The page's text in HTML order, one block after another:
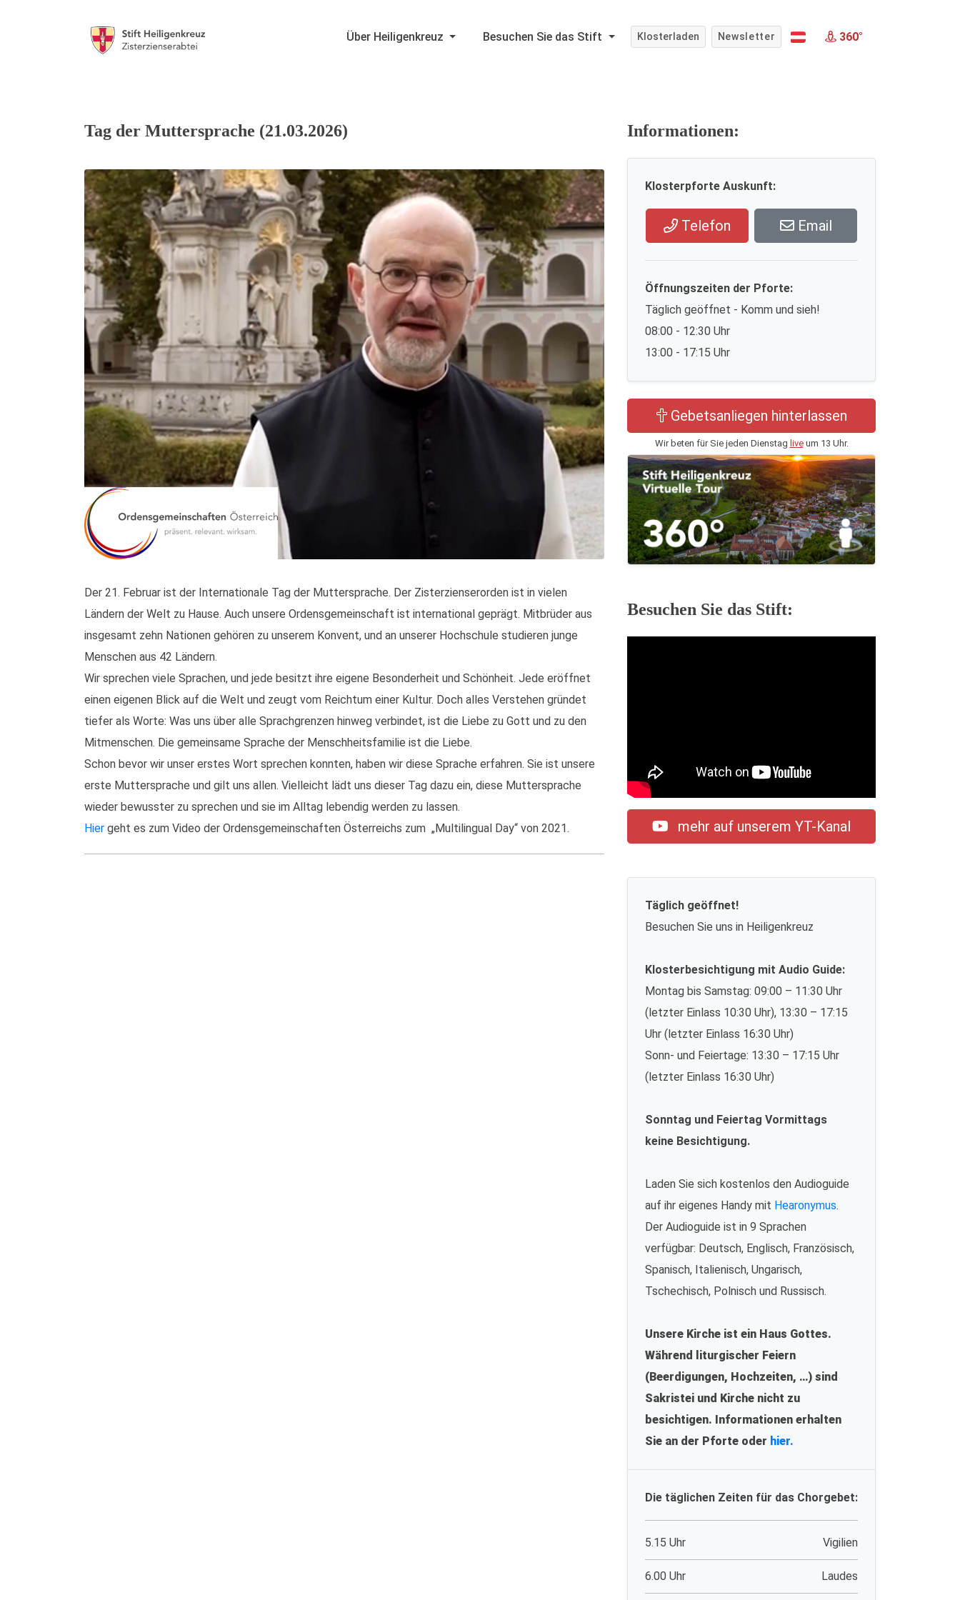
Über Heiligenkreuz Besuchen Sie das Stift Klosterladen Newsletter 360°
Tag der Muttersprache (21.03.2026)
Der 21. Februar ist der Internationale Tag der Muttersprache. Der Zisterzienserorden ist in vielen
Ländern der Welt zu Hause. Auch unsere Ordensgemeinschaft ist international geprägt. Mitbrüder aus
insgesamt zehn Nationen gehören zu unserem Konvent, und an unserer Hochschule studieren junge
Menschen aus 42 Ländern.
Wir sprechen viele Sprachen, und jede besitzt ihre eigene Besonderheit und Schönheit. Jede eröffnet
einen eigenen Blick auf die Welt und zeugt vom Reichtum einer Kultur. Doch alles Verstehen gründet
tiefer als Worte: Was uns über alle Sprachgrenzen hinweg verbindet, ist die Liebe zu Gott und zu den
Mitmenschen. Die gemeinsame Sprache der Menschheitsfamilie ist die Liebe.
Schon bevor wir unser erstes Wort sprechen konnten, haben wir diese Sprache erfahren. Sie ist unsere
erste Muttersprache und gilt uns allen. Vielleicht lädt uns dieser Tag dazu ein, diese Muttersprache
wieder bewusster zu sprechen und sie im Alltag lebendig werden zu lassen.
Hier geht es zum Video der Ordensgemeinschaften Österreichs zum „Multilingual Day“ von 2021.
Informationen:
Klosterpforte Auskunft:
Telefon Email
Öffnungszeiten der Pforte:
Täglich geöffnet - Komm und sieh!
08:00 - 12:30 Uhr
13:00 - 17:15 Uhr
Gebetsanliegen hinterlassen
Wir beten für Sie jeden Dienstag liveum 13 Uhr.
Besuchen Sie das Stift:
mehr auf unserem YT-Kanal
Täglich geöffnet!
Besuchen Sie uns in Heiligenkreuz
Klosterbesichtigung mit Audio Guide:
Montag bis Samstag: 09:00 – 11:30 Uhr
(letzter Einlass 10:30 Uhr), 13:30 – 17:15
Uhr (letzter Einlass 16:30 Uhr)
Sonn- und Feiertage: 13:30 – 17:15 Uhr
(letzter Einlass 16:30 Uhr)
Sonntag und Feiertag Vormittags
keine Besichtigung.
Laden Sie sich kostenlos den Audioguide
auf ihr eigenes Handy mit Hearonymus.
Der Audioguide ist in 9 Sprachen
verfügbar: Deutsch, Englisch, Französisch,
Spanisch, Italienisch, Ungarisch,
Tschechisch, Polnisch und Russisch.
Unsere Kirche ist ein Haus Gottes.
Während liturgischer Feiern
(Beerdigungen, Hochzeiten, …) sind
Sakristei und Kirche nicht zu
besichtigen. Informationen erhalten
Sie an der Pforte oder hier.
Die täglichen Zeiten für das Chorgebet:
5.15 Uhr Vigilien
6.00 Uhr Laudes